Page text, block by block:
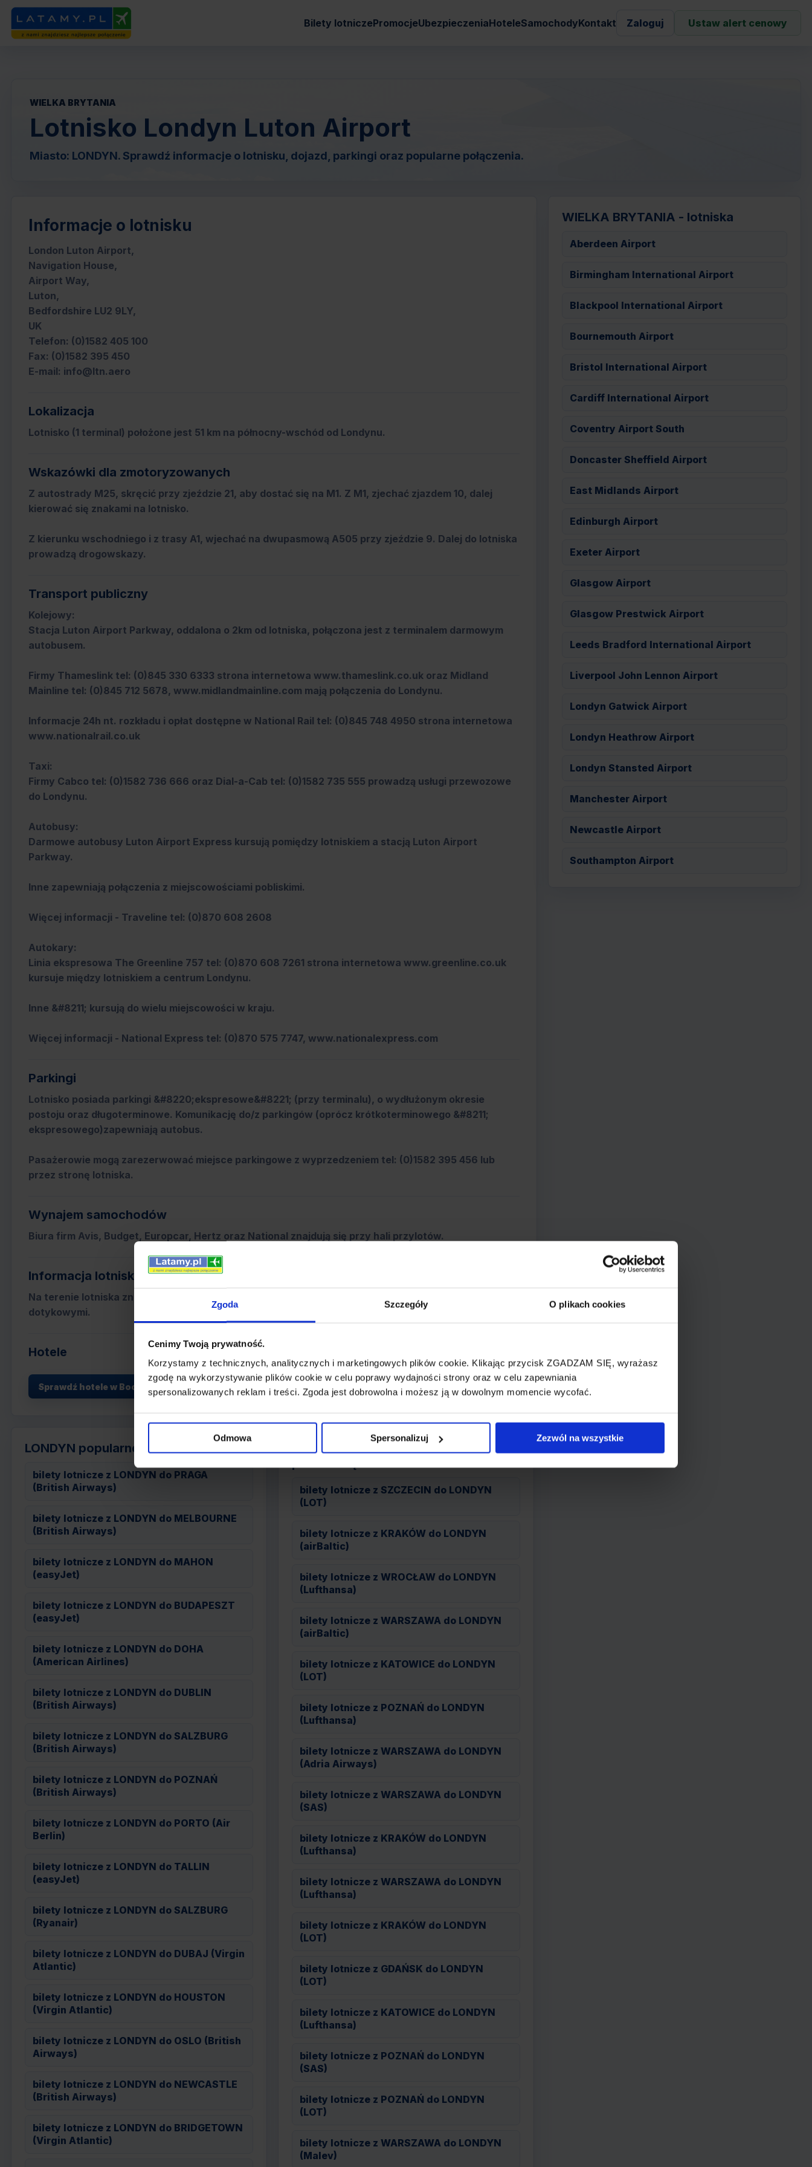
Zgoda Szczegóły O plikach cookies
Cenimy Twoją prywatność.
Korzystamy z technicznych, analitycznych i marketingowych plików cookie. Klikając przycisk ZGADZAM SIĘ, wyrażasz
zgodę na wykorzystywanie plików cookie w celu poprawy wydajności strony oraz w celu zapewniania
spersonalizowanych reklam i treści. Zgoda jest dobrowolna i możesz ją w dowolnym momencie wycofać.
Odmowa Spersonalizuj Zezwól na wszystkie
Bilety lotniczePromocjeUbezpieczeniaHoteleSamochodyKontakt Zaloguj Ustaw alert cenowy
WIELKA BRYTANIA
Lotnisko Londyn Luton Airport
Miasto: LONDYN. Sprawdź informacje o lotnisku, dojazd, parkingi oraz popularne połączenia.
Informacje o lotnisku
London Luton Airport,
Navigation House,
Airport Way,
Luton,
Bedfordshire LU2 9LY,
UK
Telefon: (0)1582 405 100
Fax: (0)1582 395 450
E-mail: info@ltn.aero
Lokalizacja
Lotnisko (1 terminal) położone jest 51 km na północny-wschód od Londynu.
Wskazówki dla zmotoryzowanych
Z autostrady M25, skręcić przy zjeździe 21, aby dostać się na M1. Z M1, zjechać zjazdem 10, dalej
kierować się znakami na lotnisko.
Z kierunku wschodniego i z trasy A1, wjechać na dwupasmową A505 przy zjeździe 9. Dalej do lotniska
prowadzą drogowskazy.
Transport publiczny
Kolejowy:
Stacja Luton Airport Parkway, oddalona o 2km od lotniska, połączona jest z terminalem darmowym
autobusem.
Firmy Thameslink tel: (0)845 330 6333 strona internetowa www.thameslink.co.uk oraz Midland
Mainline tel: (0)845 712 5678, www.midlandmainline.com mają połączenia do Londynu.
Informacje 24h nt. rozkładu i opłat dostępne w National Rail tel: (0)845 748 4950 strona internetowa
www.nationalrail.co.uk
Taxi:
Firmy Cabco tel: (0)1582 736 666 oraz Dial-a-Cab tel: (0)1582 735 555 prowadzą usługi przewozowe
do Londynu.
Autobusy:
Darmowe autobusy Luton Airport Express kursują pomiędzy lotniskiem a stacją Luton Airport
Parkway.
Inne zapewniają połączenia z miejscowościami pobliskimi.
Więcej informacji - Traveline tel: (0)870 608 2608
Autokary:
Linia ekspresowa The Greenline 757 tel: (0)870 608 7261 strona internetowa www.greenline.co.uk
kursuje między lotniskiem a centrum Londynu.
Inne &#8211; kursują do wielu miejscowości w kraju.
Więcej informacji - National Express tel: (0)870 575 7747, www.nationalexpress.com
Parkingi
Lotnisko posiada parkingi &#8220;ekspresowe&#8221; (przy terminalu), o wydłużonym okresie
postoju oraz długoterminowe. Komunikację do/z parkingów (oprócz krótkoterminowego &#8211;
ekspresowego)zapewniają autobus.
Pasażerowie mogą zarezerwować miejsce parkingowe z wyprzedzeniem tel: (0)1582 395 456 lub
przez stronę lotniska.
Wynajem samochodów
Biura firm Avis, Budget, Europcar, Hertz oraz National znajdują się przy hali przylotów.
Informacja lotniskowa
Na terenie lotniska znajduje się kilka elektronicznych terminali informacyjnych z ekranami
dotykowymi.
Hotele
Sprawdź hotele w Booking.com
WIELKA BRYTANIA - lotniska
Aberdeen Airport
Birmingham International Airport
Blackpool International Airport
Bournemouth Airport
Bristol International Airport
Cardiff International Airport
Coventry Airport South
Doncaster Sheffield Airport
East Midlands Airport
Edinburgh Airport
Exeter Airport
Glasgow Airport
Glasgow Prestwick Airport
Leeds Bradford International Airport
Liverpool John Lennon Airport
Londyn Gatwick Airport
Londyn Heathrow Airport
Londyn Stansted Airport
Manchester Airport
Newcastle Airport
Southampton Airport
LONDYN popularne wyloty
bilety lotnicze z LONDYN do PRAGA
(British Airways)
bilety lotnicze z LONDYN do MELBOURNE
(British Airways)
bilety lotnicze z LONDYN do MAHON
(easyJet)
bilety lotnicze z LONDYN do BUDAPESZT
(easyJet)
bilety lotnicze z LONDYN do DOHA
(American Airlines)
bilety lotnicze z LONDYN do DUBLIN
(British Airways)
bilety lotnicze z LONDYN do SALZBURG
(British Airways)
bilety lotnicze z LONDYN do POZNAŃ
(British Airways)
bilety lotnicze z LONDYN do PORTO (Air
Berlin)
bilety lotnicze z LONDYN do TALLIN
(easyJet)
bilety lotnicze z LONDYN do SALZBURG
(Ryanair)
bilety lotnicze z LONDYN do DUBAJ (Virgin
Atlantic)
bilety lotnicze z LONDYN do HOUSTON
(Virgin Atlantic)
bilety lotnicze z LONDYN do OSLO (British
Airways)
bilety lotnicze z LONDYN do NEWCASTLE
(British Airways)
bilety lotnicze z LONDYN do BRIDGETOWN
(Virgin Atlantic)
LONDYN przeloty do Polski z
bilety lotnicze z SZCZECIN do LONDYN
(LOT)
bilety lotnicze z KRAKÓW do LONDYN
(airBaltic)
bilety lotnicze z WROCŁAW do LONDYN
(Lufthansa)
bilety lotnicze z WARSZAWA do LONDYN
(airBaltic)
bilety lotnicze z KATOWICE do LONDYN
(LOT)
bilety lotnicze z POZNAŃ do LONDYN
(Lufthansa)
bilety lotnicze z WARSZAWA do LONDYN
(Adria Airways)
bilety lotnicze z WARSZAWA do LONDYN
(SAS)
bilety lotnicze z KRAKÓW do LONDYN
(Lufthansa)
bilety lotnicze z WARSZAWA do LONDYN
(Lufthansa)
bilety lotnicze z KRAKÓW do LONDYN
(LOT)
bilety lotnicze z GDAŃSK do LONDYN
(LOT)
bilety lotnicze z KATOWICE do LONDYN
(Lufthansa)
bilety lotnicze z POZNAŃ do LONDYN
(SAS)
bilety lotnicze z POZNAŃ do LONDYN
(LOT)
bilety lotnicze z WARSZAWA do LONDYN
(Malev)